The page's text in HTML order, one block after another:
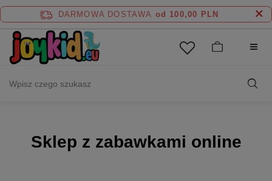
DARMOWA DOSTAWA od 100,00 PLN
Sklep z zabawkami online